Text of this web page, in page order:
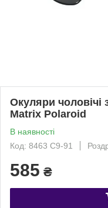
Окуляри чоловічі
Matrix Polaroid
В наявності
Код: 8463 C9-91
585 ₴